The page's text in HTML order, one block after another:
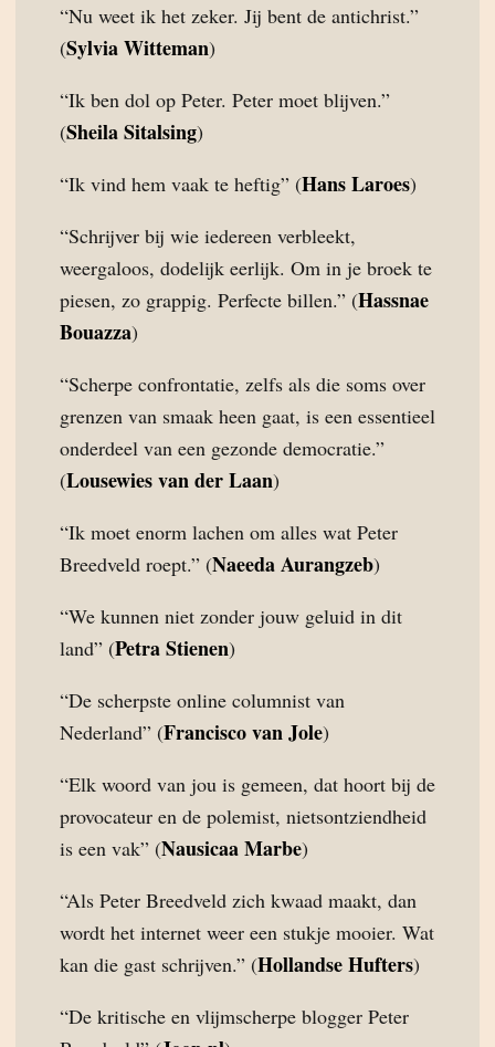
“Nu weet ik het zeker. Jij bent de antichrist.”
(Sylvia Witteman)
“Ik ben dol op Peter. Peter moet blijven.”
(Sheila Sitalsing)
“Ik vind hem vaak te heftig” (Hans Laroes)
“Schrijver bij wie iedereen verbleekt,
weergaloos, dodelijk eerlijk. Om in je broek te
piesen, zo grappig. Perfecte billen.” (Hassnae
Bouazza)
“Scherpe confrontatie, zelfs als die soms over
grenzen van smaak heen gaat, is een essentieel
onderdeel van een gezonde democratie.”
(Lousewies van der Laan)
“Ik moet enorm lachen om alles wat Peter
Breedveld roept.” (Naeeda Aurangzeb)
“We kunnen niet zonder jouw geluid in dit
land” (Petra Stienen)
“De scherpste online columnist van
Nederland” (Francisco van Jole)
“Elk woord van jou is gemeen, dat hoort bij de
provocateur en de polemist, nietsontziendheid
is een vak” (Nausicaa Marbe)
“Als Peter Breedveld zich kwaad maakt, dan
wordt het internet weer een stukje mooier. Wat
kan die gast schrijven.” (Hollandse Hufters)
“De kritische en vlijmscherpe blogger Peter